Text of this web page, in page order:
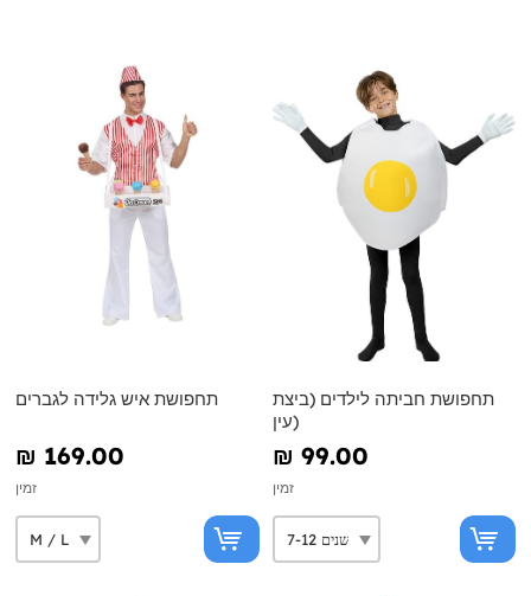
תחפושת איש גלידה לגברים
₪‎ 169.00
זמין
תחפושת חביתה לילדים (ביצת
עין)
₪‎ 99.00
זמין